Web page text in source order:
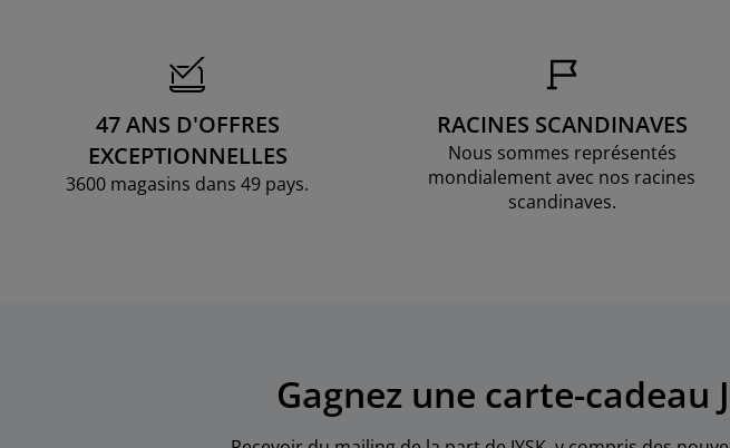
47 ANS D'OFFRES
EXCEPTIONNELLES
3600 magasins dans 49 pays.
RACINES SCANDINAVES
Nous sommes représentés
mondialement avec nos racines
scandinaves.
Gagnez une carte-cadeau